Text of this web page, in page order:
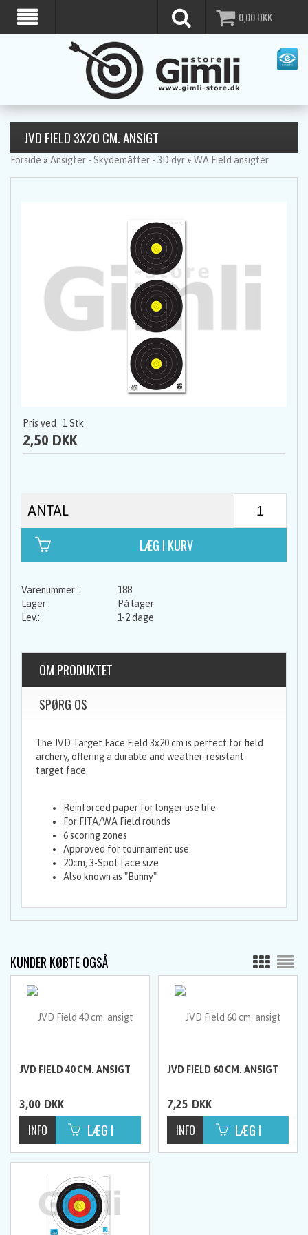
0,00DKK
JVD FIELD 3X20 CM. ANSIGT
Forside » Ansigter - Skydemåtter - 3D dyr » WA Field ansigter
Pris ved 1 Stk
2,50 DKK
ANTAL
188
På lager
1-2 dage
OM PRODUKTET
SPØRG OS
The JVD Target Face Field 3x20 cm is perfect for field
archery, offering a durable and weather-resistant
target face.
Reinforced paper for longer use life
For FITA/WA Field rounds
6 scoring zones
Approved for tournament use
20cm, 3-Spot face size
Also known as "Bunny"
KUNDER KØBTE OGSÅ
JVD FIELD 40 CM. ANSIGT
3,00 DKK
JVD FIELD 60 CM. ANSIGT
7,25 DKK